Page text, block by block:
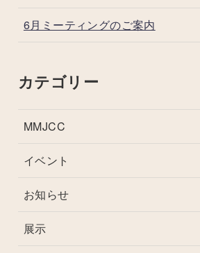
6月ミーティングのご案内
カテゴリー
MMJCC
イベント
お知らせ
展示